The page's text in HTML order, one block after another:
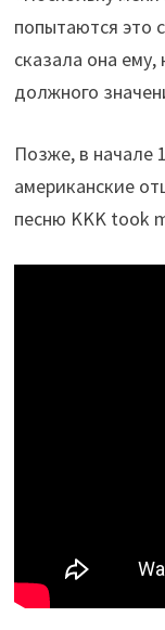
попытаются это
сказала она
должного
Позже, в начале
американские
песню KKK took